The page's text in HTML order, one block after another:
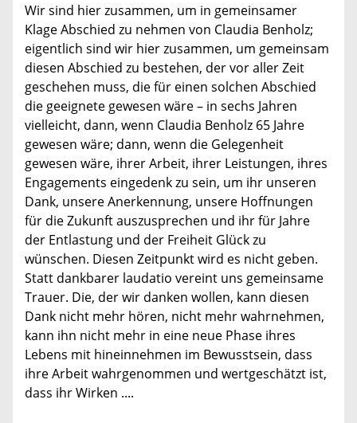
Wir sind hier zusammen, um in gemeinsamer
Klage Abschied zu nehmen von Claudia Benholz;
eigentlich sind wir hier zusammen, um gemeinsam
diesen Abschied zu bestehen, der vor aller Zeit
geschehen muss, die für einen solchen Abschied
die geeignete gewesen wäre – in sechs Jahren
vielleicht, dann, wenn Claudia Benholz 65 Jahre
gewesen wäre; dann, wenn die Gelegenheit
gewesen wäre, ihrer Arbeit, ihrer Leistungen, ihres
Engagements eingedenk zu sein, um ihr unseren
Dank, unsere Anerkennung, unsere Hoffnungen
für die Zukunft auszusprechen und ihr für Jahre
der Entlastung und der Freiheit Glück zu
wünschen. Diesen Zeitpunkt wird es nicht geben.
Statt dankbarer laudatio vereint uns gemeinsame
Trauer. Die, der wir danken wollen, kann diesen
Dank nicht mehr hören, nicht mehr wahrnehmen,
kann ihn nicht mehr in eine neue Phase ihres
Lebens mit hineinnehmen im Bewusstsein, dass
ihre Arbeit wahrgenommen und wertgeschätzt ist,
dass ihr Wirken ....